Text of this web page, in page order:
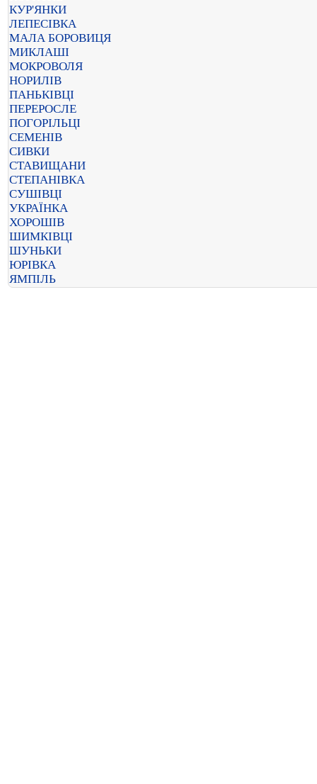
КУР'ЯНКИ
ЛЕПЕСІВКА
МАЛА БОРОВИЦЯ
МИКЛАШІ
МОКРОВОЛЯ
НОРИЛІВ
ПАНЬКІВЦІ
ПЕРЕРОСЛЕ
ПОГОРІЛЬЦІ
СЕМЕНІВ
СИВКИ
СТАВИЩАНИ
СТЕПАНІВКА
СУШІВЦІ
УКРАЇНКА
ХОРОШІВ
ШИМКІВЦІ
ШУНЬКИ
ЮРІВКА
ЯМПІЛЬ